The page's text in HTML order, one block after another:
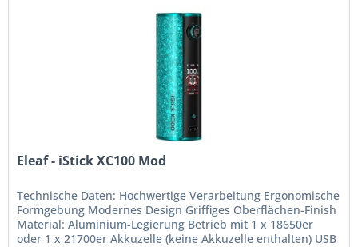
Eleaf - iStick XC100 Mod
Technische Daten: Hochwertige Verarbeitung Ergonomische
Formgebung Modernes Design Griffiges Oberflächen-Finish
Material: Aluminium-Legierung Betrieb mit 1 x 18650er
oder 1 x 21700er Akkuzelle (keine Akkuzelle enthalten) USB